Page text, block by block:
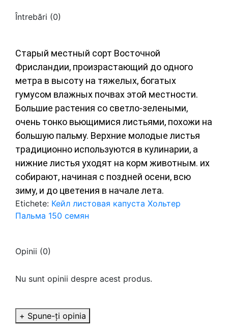
Întrebări (0)
Старый местный сорт Восточной
Фрисландии, произрастающий до одного
метра в высоту на тяжелых, богатых
гумусом влажных почвах этой местности.
Большие растения со светло-зелеными,
очень тонко вьющимися листьями, похожи на
большую пальму. Верхние молодые листья
традиционно используются в кулинарии, а
нижние листья уходят на корм животным. их
собирают, начиная с поздней осени, всю
зиму, и до цветения в начале лета.
Etichete: Кейл листовая капуста Хольтер
Пальма 150 семян
Opinii (0)
Nu sunt opinii despre acest produs.
+ Spune-ţi opinia